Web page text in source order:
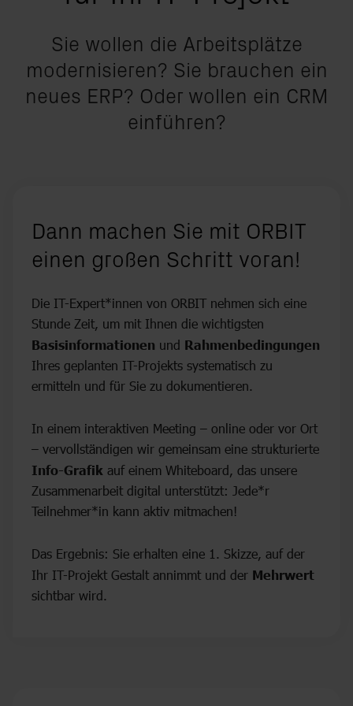
Sie wollen die Arbeitsplätze
modernisieren? Sie brauchen ein
neues ERP? Oder wollen ein CRM
einführen?
Dann machen Sie mit ORBIT
einen großen Schritt voran!
Die IT-Expert*innen von ORBIT nehmen sich eine
Stunde Zeit, um mit Ihnen die wichtigsten
Basisinformationen und Rahmenbedingungen
Ihres geplanten IT-Projekts systematisch zu
ermitteln und für Sie zu dokumentieren.
In einem interaktiven Meeting – online oder vor Ort
– vervollständigen wir gemeinsam eine strukturierte
Info-Grafik auf einem Whiteboard, das unsere
Zusammenarbeit digital unterstützt: Jede*r
Teilnehmer*in kann aktiv mitmachen!
Das Ergebnis: Sie erhalten eine 1. Skizze, auf der
Ihr IT-Projekt Gestalt annimmt und der Mehrwert
sichtbar wird.